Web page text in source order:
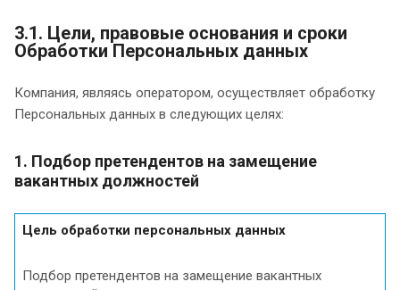
3.1. Цели, правовые основания и сроки
Обработки Персональных данных
Компания, являясь оператором, осуществляет обработку
Персональных данных в следующих целях:
1. Подбор претендентов на замещение
вакантных должностей
Цель обработки персональных данных
Подбор претендентов на замещение вакантных